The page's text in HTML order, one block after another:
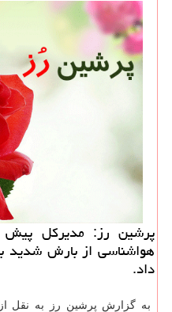
پرشین رز: مدیركل پیش
هواشناسی از بارش شدید
داد.
به گزارش پرشین رز به نقل